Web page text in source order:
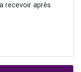
recevoir après